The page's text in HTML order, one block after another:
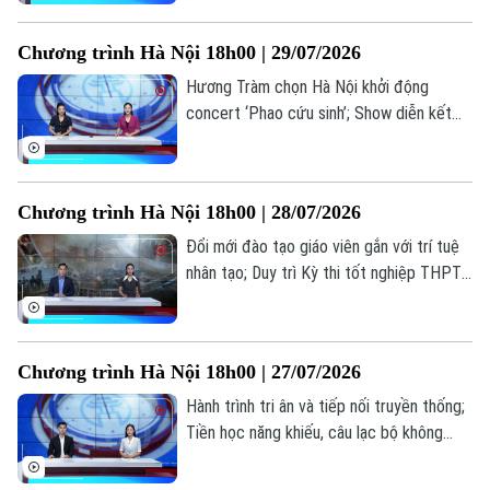
Thời trang
Âm nhạc
Chương trình Hà Nội 18h00 | 29/07/2026
Hương Tràm chọn Hà Nội khởi động
concert ‘Phao cứu sinh’; Show diễn kết
bản tin hôm nay.
Chương trình Hà Nội 18h00 | 28/07/2026
Đổi mới đào tạo giáo viên gắn với trí tuệ
nhân tạo; Duy trì Kỳ thi tốt nghiệp THPT
trong bản tin hôm nay.
Chương trình Hà Nội 18h00 | 27/07/2026
Hành trình tri ân và tiếp nối truyền thống;
Tiền học năng khiếu, câu lạc bộ không